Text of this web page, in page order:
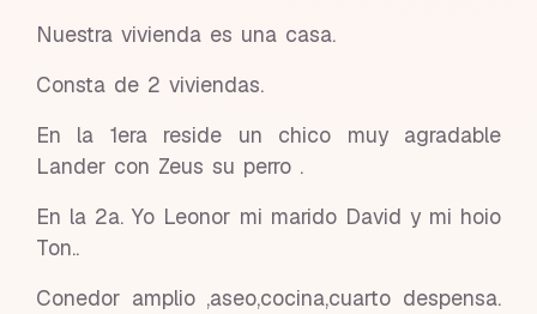
Nuestra vivienda es una casa.
Consta de 2 viviendas.
En la 1era reside un chico muy agradable
Lander con Zeus su perro .
En la 2a. Yo Leonor mi marido David y mi hoio
Ton..
Conedor amplio ,aseo,cocina,cuarto despensa.